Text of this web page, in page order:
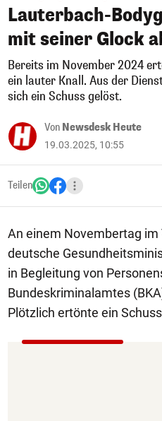
Lauterbach-
mit seiner Glock
Bereits im November 2024
ein lauter Knall. Aus der
sich ein Schuss gelöst.
Von Newsdesk Heute
19.03.2025, 10:55
Teilen
An einem Novembertag im
deutsche
in Begleitung von
Bundeskriminalamtes
Plötzlich ertönte ein